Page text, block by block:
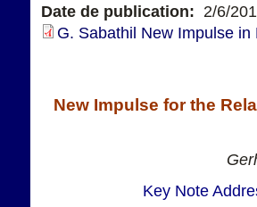
Date de publication: 2/6/
G. Sabathil New Impulse
New Impulse for the
Key Note